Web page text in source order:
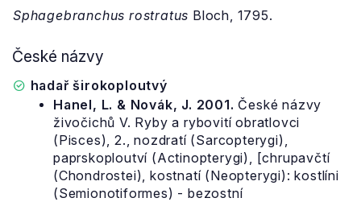
Sphagebranchus rostratus Bloch, 1795.
České názvy
hadař širokoploutvý
Hanel, L. & Novák, J. 2001. České názvy
živočichů V. Ryby a rybovití obratlovci
(Pisces), 2., nozdratí (Sarcopterygi),
paprskoploutví (Actinopterygi), [chrupavčtí
(Chondrostei), kostnatí (Neopterygi): kostlíni
(Semionotiformes) - bezostní